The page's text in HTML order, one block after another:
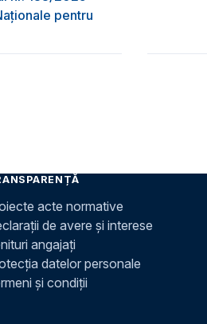
pentru
acte normative
de avere și interese
angajați
datelor personale
și condiții